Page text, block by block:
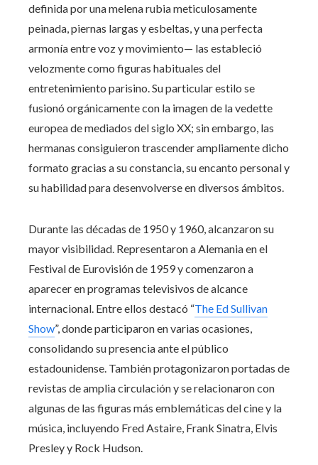
definida por una melena rubia meticulosamente
peinada, piernas largas y esbeltas, y una perfecta
armonía entre voz y movimiento— las estableció
velozmente como figuras habituales del
entretenimiento parisino. Su particular estilo se
fusionó orgánicamente con la imagen de la vedette
europea de mediados del siglo XX; sin embargo, las
hermanas consiguieron trascender ampliamente dicho
formato gracias a su constancia, su encanto personal y
su habilidad para desenvolverse en diversos ámbitos.
Durante las décadas de 1950 y 1960, alcanzaron su
mayor visibilidad. Representaron a Alemania en el
Festival de Eurovisión de 1959 y comenzaron a
aparecer en programas televisivos de alcance
internacional. Entre ellos destacó “The Ed Sullivan
Show”, donde participaron en varias ocasiones,
consolidando su presencia ante el público
estadounidense. También protagonizaron portadas de
revistas de amplia circulación y se relacionaron con
algunas de las figuras más emblemáticas del cine y la
música, incluyendo Fred Astaire, Frank Sinatra, Elvis
Presley y Rock Hudson.